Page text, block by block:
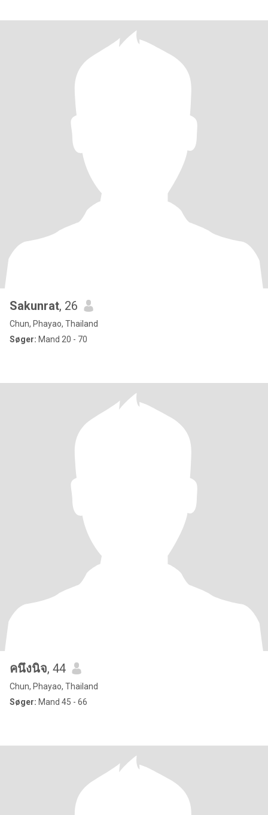
Sakunrat, 26
Chun, Phayao, Thailand
Søger: Mand 20 - 70
คนึงนิจ, 44
Chun, Phayao, Thailand
Søger: Mand 45 - 66